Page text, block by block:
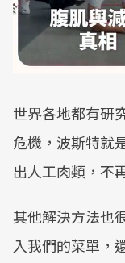
世界各地都有研
危機，波斯特就
出人工肉類，不
其他解決方法也
入我們的菜單，